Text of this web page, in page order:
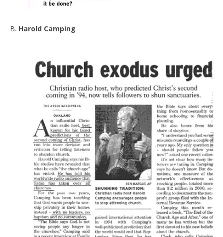
B. Harold Camping